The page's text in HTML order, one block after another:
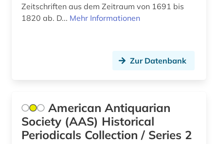
spanien (1)
sprache (2)
staatsduma (5)
staatsrecht (2)
Zeitschriften aus dem Zeitraum von 1691 bis
1820 ab. D... Mehr Informationen
Zur Datenbank
American Antiquarian
Society (AAS) Historical
Periodicals Collection / Series 2